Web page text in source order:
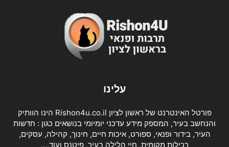
עלינו
פורטל האינטרנט של ראשון לציון Rishon4u.co.il הינו הוותיק
והנחשב בעיר, המספק מידע עדכני יומיומי בנושאים כגון : חדשות
העיר, בידור ופנאי, ספורט, איכות חיים, חינוך, קהילה, עסקים,
רכילות מקומית, חיי הלילה בעיר, פיטנס ועוד….